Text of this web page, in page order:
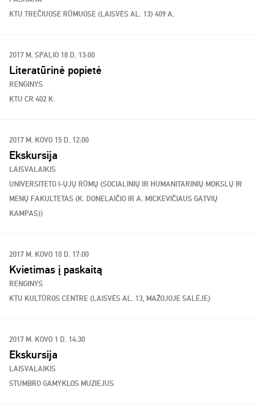
KTU TREČIUOSE RŪMUOSE (LAISVĖS AL. 13) 409 A.
2017 M. SPALIO 18 D. 13:00
Literatūrinė popietė
RENGINYS
KTU CR 402 K.
2017 M. KOVO 15 D. 12:00
Ekskursija
LAISVALAIKIS
UNIVERSITETO I-ŲJŲ RŪMŲ (SOCIALINIŲ IR HUMANITARINIŲ MOKSLŲ IR
MENŲ FAKULTETAS (K. DONELAIČIO IR A. MICKEVIČIAUS GATVIŲ
KAMPAS))
2017 M. KOVO 10 D. 17:00
Kvietimas į paskaitą
RENGINYS
KTU KULTŪROS CENTRE (LAISVĖS AL. 13, MAŽOJOJE SALĖJE)
2017 M. KOVO 1 D. 14:30
Ekskursija
LAISVALAIKIS
STUMBRO GAMYKLOS MUZIEJUS